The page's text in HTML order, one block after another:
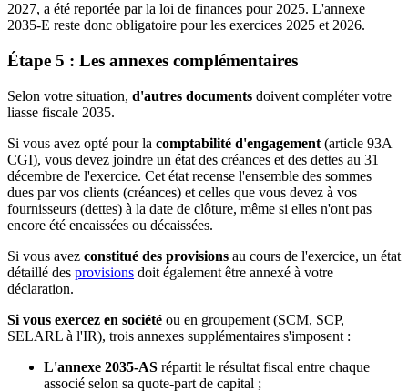
2027, a été reportée par la loi de finances pour 2025. L'annexe
2035-E reste donc obligatoire pour les exercices 2025 et 2026.
Étape 5 : Les annexes complémentaires
Selon votre situation, d'autres documents doivent compléter votre
liasse fiscale 2035.
Si vous avez opté pour la comptabilité d'engagement (article 93A
CGI), vous devez joindre un état des créances et des dettes au 31
décembre de l'exercice. Cet état recense l'ensemble des sommes
dues par vos clients (créances) et celles que vous devez à vos
fournisseurs (dettes) à la date de clôture, même si elles n'ont pas
encore été encaissées ou décaissées.
Si vous avez constitué des provisions au cours de l'exercice, un état
détaillé des provisions doit également être annexé à votre
déclaration.
Si vous exercez en société ou en groupement (SCM, SCP,
SELARL à l'IR), trois annexes supplémentaires s'imposent :
L'annexe 2035-AS répartit le résultat fiscal entre chaque
associé selon sa quote-part de capital ;